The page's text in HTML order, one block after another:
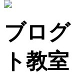
ブログ
ト教室